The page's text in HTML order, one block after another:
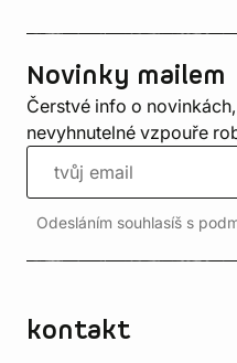
Novinky mailem
Čerstvé info o
nevyhnutelné vzpouře
Odesláním souhlasíš s
kontakt